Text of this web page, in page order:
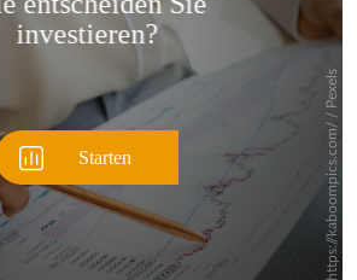
Überspringen